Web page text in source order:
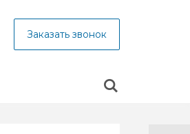
Заказать звонок